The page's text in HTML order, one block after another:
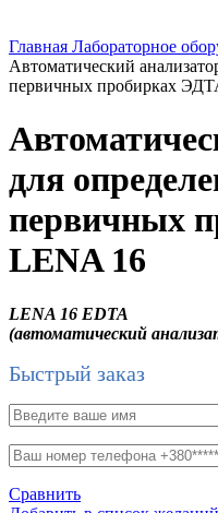
Главная Лабораторное
Автоматический
первичных пробирках
для
первичных
LENA 16
LENA 16 EDTA
(автоматический
Быстрый заказ
Сравнить